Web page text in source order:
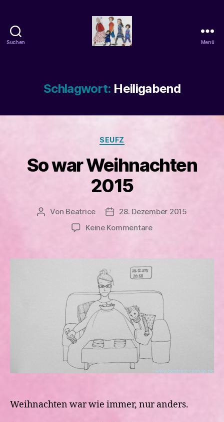
Suchen Menü
Schlagwort: Heiligabend
Kategorien
SEUFZ
So war Weihnachten
2015
Beitragsautor
Von Beatrice Veröffentlichungsdatum
28. Dezember 2015
Keine Kommentarezu
Weihnachten
Weihnachten war wie immer, nur anders.